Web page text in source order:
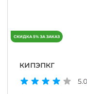
КИПЭПКГ
5.0